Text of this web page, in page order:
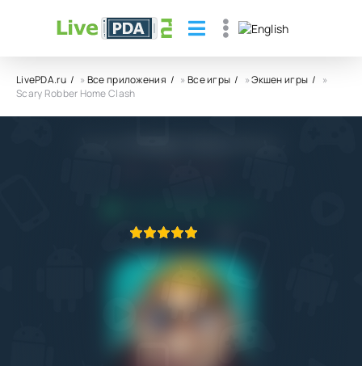
LivePDA.ru »Все приложения »Все игры »Экшен игры
»
Scary Robber Home Clash